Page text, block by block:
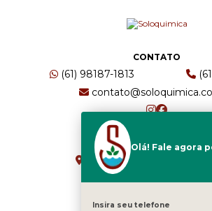
CONTATO
(61) 98187-1813
ENDEREÇO
CRS 511 Sul, Bl B, Sl 49 -
Brasília - DF - CEP: 70361-
Olá! Fale agora
Insira seu telefone